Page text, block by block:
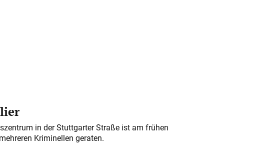
in der Stuttgarter Straße ist am frühen
Kriminellen geraten.